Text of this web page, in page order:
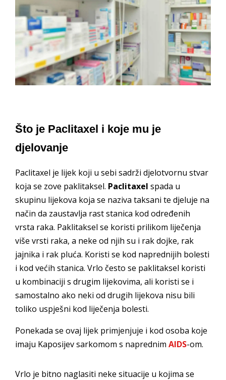
Što je Paclitaxel i koje mu je
djelovanje
Paclitaxel je lijek koji u sebi sadrži djelotvornu stvar
koja se zove paklitaksel. Paclitaxel spada u
skupinu lijekova koja se naziva taksani te djeluje na
način da zaustavlja rast stanica kod određenih
vrsta raka. Paklitaksel se koristi prilikom liječenja
više vrsti raka, a neke od njih su i rak dojke, rak
jajnika i rak pluća. Koristi se kod naprednijih bolesti
i kod većih stanica. Vrlo često se paklitaksel koristi
u kombinaciji s drugim lijekovima, ali koristi se i
samostalno ako neki od drugih lijekova nisu bili
toliko uspješni kod liječenja bolesti.
Ponekada se ovaj lijek primjenjuje i kod osoba koje
imaju Kaposijev sarkomom s naprednim AIDS-om.
Vrlo je bitno naglasiti neke situacije u kojima se